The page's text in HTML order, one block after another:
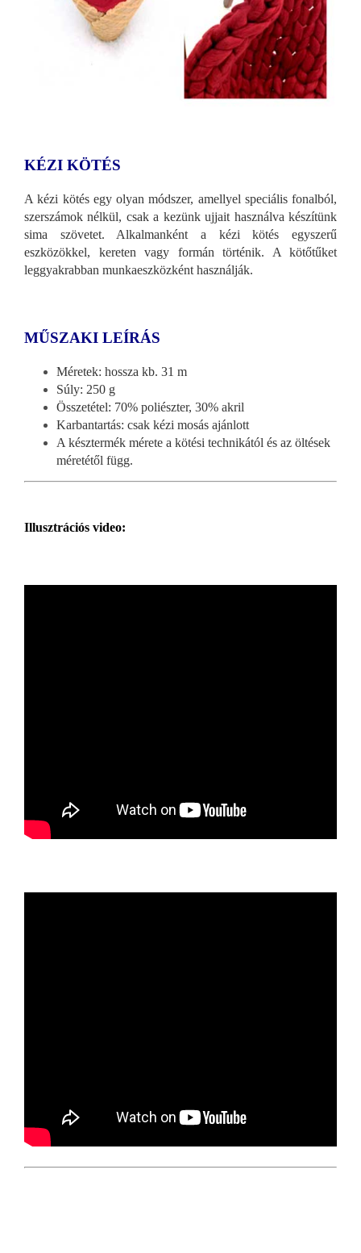
KÉZI KÖTÉS
A kézi kötés egy olyan módszer, amellyel speciális fonalból,
szerszámok nélkül, csak a kezünk ujjait használva készítünk
sima szövetet. Alkalmanként a kézi kötés egyszerű
eszközökkel, kereten vagy formán történik. A kötőtűket
leggyakrabban munkaeszközként használják.
MŰSZAKI LEÍRÁS
Méretek: hossza kb. 31 m
Súly: 250 g
Összetétel: 70% poliészter, 30% akril
Karbantartás: csak kézi mosás ajánlott
A késztermék mérete a kötési technikától és az öltések
méretétől függ.
Illusztrációs video: